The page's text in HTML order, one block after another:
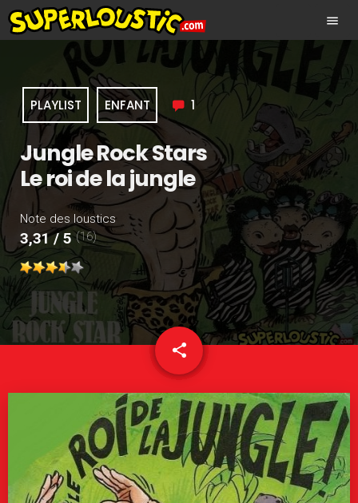
menu
PLAYLIST ENFANT 1
Jungle Rock Stars
Le roi de la jungle
Note des loustics
3,31 / 5 (16)
share
email